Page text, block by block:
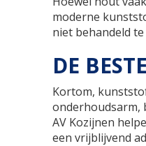
moderne
niet behandeld
DE
Kortom,
onderhoudsarm,
AV Kozijnen
een vrijblijvend